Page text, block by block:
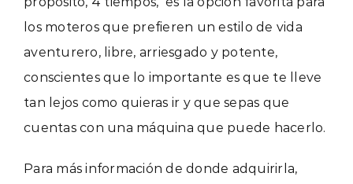
los moteros que prefieren un estilo de vida
aventurero, libre, arriesgado y potente,
conscientes que lo importante es que te lleve
tan lejos como quieras ir y que sepas que
cuentas con una máquina que puede hacerlo.
Para más información de donde adquirirla,